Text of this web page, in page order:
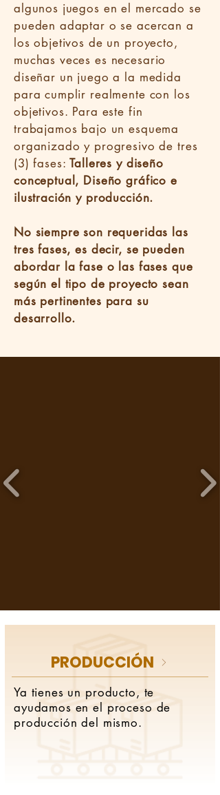
algunos juegos en el mercado se
pueden adaptar o se acercan a
los objetivos de un proyecto,
muchas veces es necesario
diseñar un juego a la medida
para cumplir realmente con los
objetivos. Para este fin
trabajamos bajo un esquema
organizado y progresivo de tres
(3) fases:Talleres y diseño
conceptual, Diseño gráfico e
ilustración y producción.
No siempre son requeridas las
tres fases, es decir, se pueden
abordar la fase o las fases que
según el tipo de proyecto sean
más pertinentes para su
desarrollo.
PRODUCCIÓN
Ya tienes un producto, te
ayudamos en el proceso de
producción del mismo.